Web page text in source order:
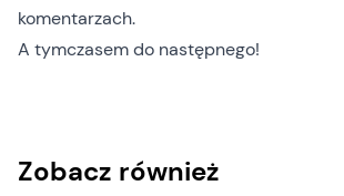
komentarzach.
A tymczasem do następnego!
Zobacz również